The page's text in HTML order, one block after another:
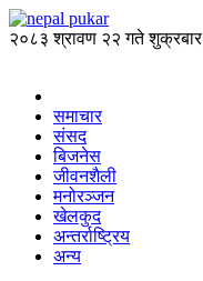
२०८३ श्रावण २२ गते शुक्रबार
समाचार
संसद
बिजनेस
जीवनशैली
मनोरञ्जन
खेलकुद
अन्तर्राष्ट्रिय
अन्य